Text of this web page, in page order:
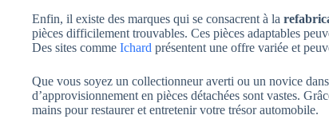
Enfin, il existe des marques qui se consacrent à la
pièces difficilement trouvables. Ces pièces adaptables
Des sites comme Ichard présentent une offre variée et
Que vous soyez un collectionneur averti ou un novice
d’approvisionnement en pièces détachées sont vastes.
mains pour restaurer et entretenir votre trésor automobile.